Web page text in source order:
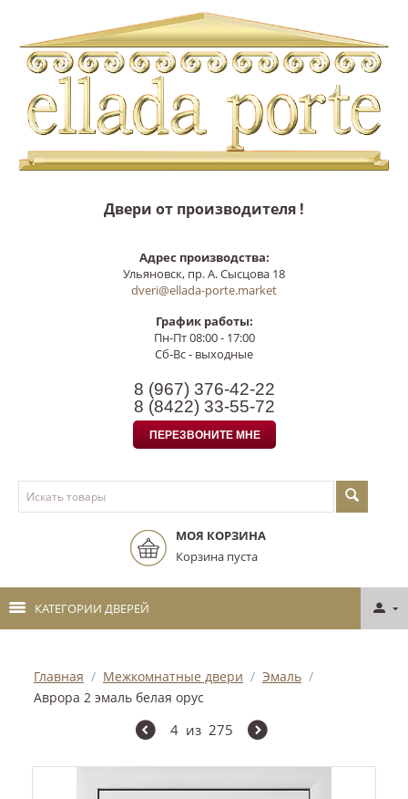
Двери от производителя !
Адрес производства:
Ульяновск, пр. А. Сысцова 18
dveri@ellada-porte.market
График работы:
Пн-Пт 08:00 - 17:00
Сб-Вс - выходные
8 (967) 376-42-22
8 (8422) 33-55-72
ПЕРЕЗВОНИТЕ МНЕ
МОЯ КОРЗИНА
Корзина пуста
КАТЕГОРИИ ДВЕРЕЙ
Главная / Межкомнатные двери / Эмаль /
Аврора 2 эмаль белая орус
4 из 275